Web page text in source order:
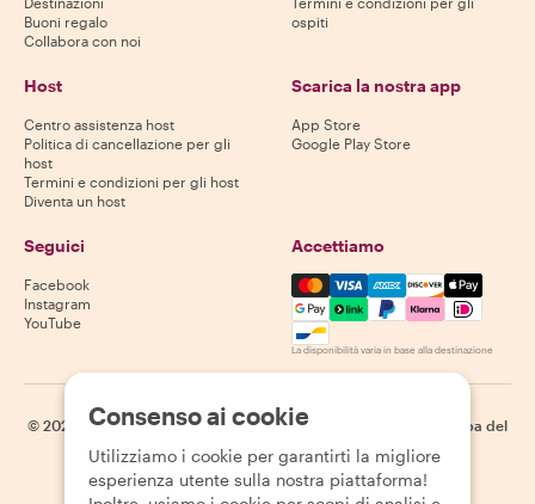
Buoni regalo
Collabora con noi
ospiti
Host
Centro assistenza host
Politica di cancellazione per gli
host
Termini e condizioni per gli host
Diventa un host
Scarica la nostra app
App Store
Google Play Store
Seguici
Facebook
Instagram
YouTube
Accettiamo
Mastercard, Visa, Amex,
La disponibilità varia in base alla destinazione
© 2026 Withlocals.com | Informativa sulla privacy
Mappa del
Consenso ai cookie
Utilizziamo i cookie per garantirti la migliore
esperienza utente sulla nostra piattaforma!